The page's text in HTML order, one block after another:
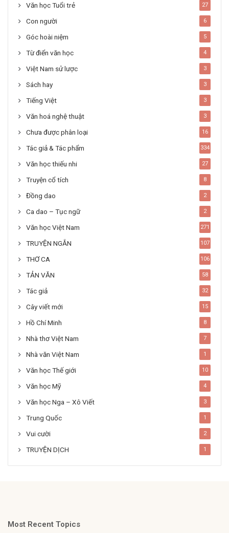
Văn học Tuổi trẻ 27
Con người 6
Góc hoài niệm 5
Từ điển văn học 4
Việt Nam sử lược 3
Sách hay 3
Tiếng Việt 3
Văn hoá nghệ thuật 3
Chưa được phân loại 16
Tác giả & Tác phẩm 334
Văn học thiếu nhi 27
Truyện cổ tích 8
Đồng dao 2
Ca dao – Tục ngữ 2
Văn học Việt Nam 271
TRUYỆN NGẮN 107
THƠ CA 106
TẢN VĂN 58
Tác giả 32
Cây viết mới 15
Hồ Chí Minh 8
Nhà thơ Việt Nam 7
Nhà văn Việt Nam 1
Văn học Thế giới 10
Văn học Mỹ 4
Văn học Nga – Xô Viết 3
Trung Quốc 1
Vui cười 2
TRUYỆN DỊCH 1
Most Recent Topics